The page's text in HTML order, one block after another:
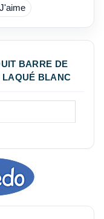
J'aime
BARRE DE
LAQUÉ BLANC